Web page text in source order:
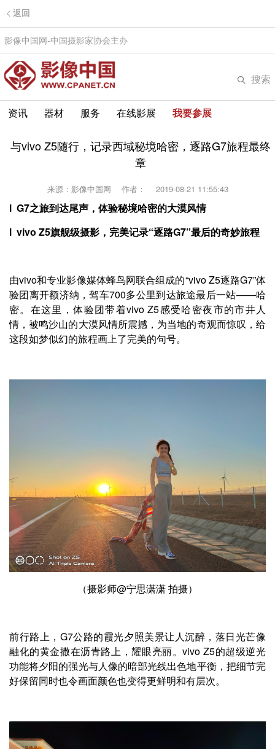
返回
影像中国网-中国摄影家协会主办
搜索
资讯 器材 服务 在线影展 我要参展
与vivo Z5随行，记录西域秘境哈密，逐路G7旅程最终
章
来源：影像中国网 作者： 2019-08-21 11:55:43
l G7之旅到达尾声，体验秘境哈密的大漠风情
l vivo Z5旗舰级摄影，完美记录“逐路G7”最后的奇妙旅程
由vivo和专业影像媒体蜂鸟网联合组成的“vivo Z5逐路G7”体
验团离开额济纳，驾车700多公里到达旅途最后一站——哈
密。在这里，体验团带着vivo Z5感受哈密夜市的市井人
情，被鸣沙山的大漠风情所震撼，为当地的奇观而惊叹，给
这段如梦似幻的旅程画上了完美的句号。
（摄影师@宁思潇潇 拍摄）
前行路上，G7公路的霞光夕照美景让人沉醉，落日光芒像
融化的黄金撒在沥青路上，耀眼亮丽。vivo Z5的超级逆光
功能将夕阳的强光与人像的暗部光线出色地平衡，把细节完
好保留同时也令画面颜色也变得更鲜明和有层次。